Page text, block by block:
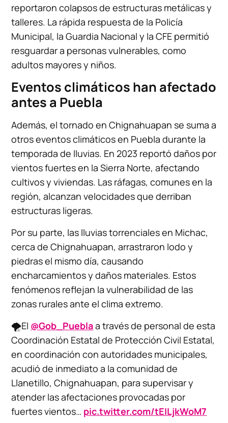
reportaron colapsos de estructuras metálicas y
talleres. La rápida respuesta de la Policía
Municipal, la Guardia Nacional y la CFE permitió
resguardar a personas vulnerables, como
adultos mayores y niños.
Eventos climáticos han afectado
antes a Puebla
Además, el tornado en Chignahuapan se suma a
otros eventos climáticos en Puebla durante la
temporada de lluvias. En 2023 reportó daños por
vientos fuertes en la Sierra Norte, afectando
cultivos y viviendas. Las ráfagas, comunes en la
región, alcanzan velocidades que derriban
estructuras ligeras.
Por su parte, las lluvias torrenciales en Michac,
cerca de Chignahuapan, arrastraron lodo y
piedras el mismo día, causando
encharcamientos y daños materiales. Estos
fenómenos reflejan la vulnerabilidad de las
zonas rurales ante el clima extremo.
🌪️El @Gob_Pueblaa través de personal de esta
Coordinación Estatal de Protección Civil Estatal,
en coordinación con autoridades municipales,
acudió de inmediato a la comunidad de
Llanetillo, Chignahuapan, para supervisar y
atender las afectaciones provocadas por
fuertes vientos… pic.twitter.com/tEILjkWoM7